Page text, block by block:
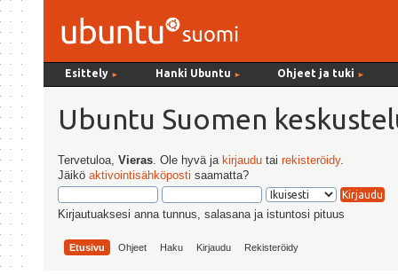
Esittely ► Hanki Ubuntu ► Ohjeet ja tuki ►
Ubuntu Suomen
Tervetuloa,Vieras . Ole hyvä ja kirjaudu tairekisteröidy.
Jäiköaktivointisähköposti saamatta?
Kirjautuaksesi anna tunnus, salasana ja istuntosi pituus
Etusivu Ohjeet Haku Kirjaudu Rekisteröidy